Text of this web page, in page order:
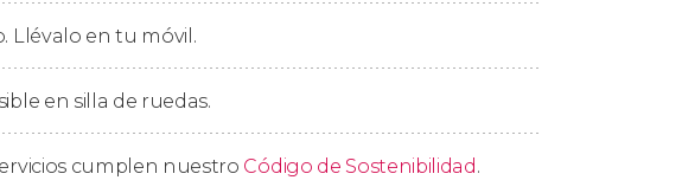
de la cultura hindú.
a la mesapara servir los platos, aprender sobre el
supuesto, paradisfrutar de un auténtico festín y
Llévalo en tu móvil.
en silla de ruedas.
cumplen nuestro Código de Sostenibilidad .